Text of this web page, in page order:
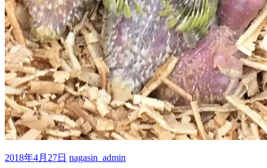
2018年4月27日 nagasin_admin